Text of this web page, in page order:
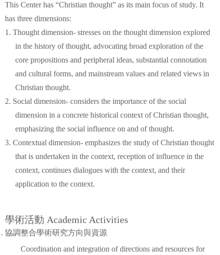
This Center has “Christian thought” as its main focus of study. It
has three dimensions:
1. Thought dimension- stresses on the thought dimension explored
in the history of thought, advocating broad exploration of the
core propositions and peripheral ideas, substantial connotation
and cultural forms, and mainstream values and related views in
Christian thought.
2. Social dimension- considers the importance of the social
dimension in a concrete historical context of Christian thought,
emphasizing the social influence on and of thought.
3. Contextual dimension- emphasizes the study of Christian thought
that is undertaken in the context, reception of influence in the
context, continues dialogues with the context, and their
application to the context.
學術活動 Academic Activities
協調整合學術研究方向與資源
Coordination and integration of directions and resources for